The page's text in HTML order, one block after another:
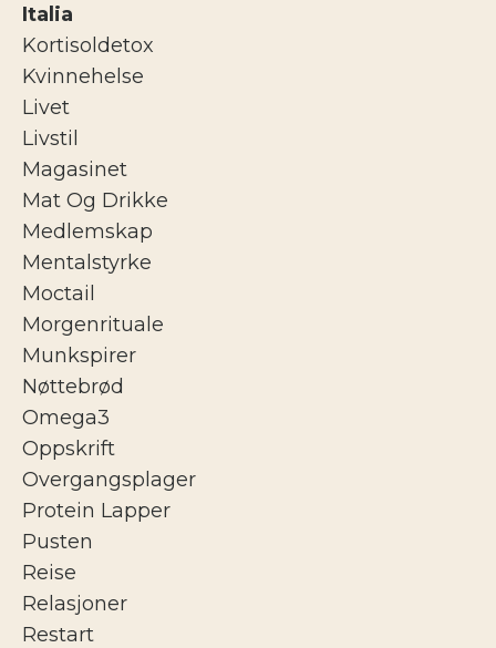
Italia
Kortisoldetox
Kvinnehelse
Livet
Livstil
Magasinet
Mat Og Drikke
Medlemskap
Mentalstyrke
Moctail
Morgenrituale
Munkspirer
Nøttebrød
Omega3
Oppskrift
Overgangsplager
Protein Lapper
Pusten
Reise
Relasjoner
Restart